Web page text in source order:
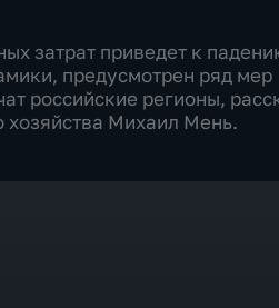
затрат приведет к
предусмотрен ряд мер
российские регионы,
хозяйства Михаил Мень.